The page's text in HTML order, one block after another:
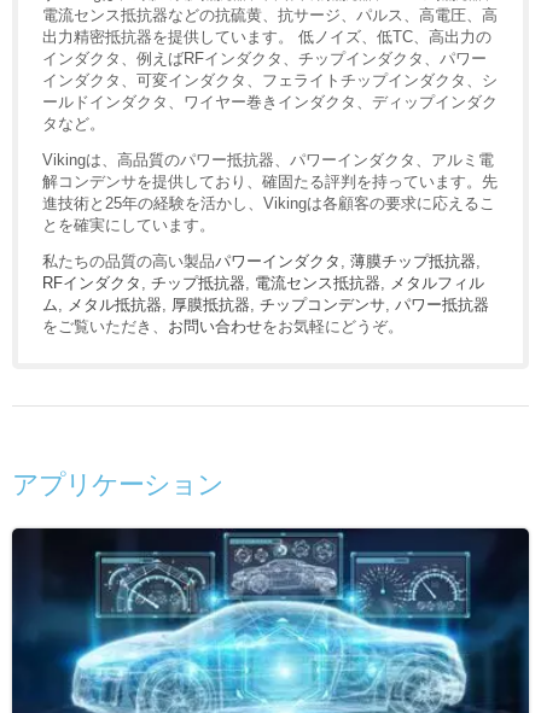
電流センス抵抗器などの抗硫黄、抗サージ、パルス、高電圧、高
出力精密抵抗器を提供しています。 低ノイズ、低TC、高出力の
インダクタ、例えばRFインダクタ、チップインダクタ、パワー
インダクタ、可変インダクタ、フェライトチップインダクタ、シ
ールドインダクタ、ワイヤー巻きインダクタ、ディップインダク
タなど。
Vikingは、高品質のパワー抵抗器、パワーインダクタ、アルミ電
解コンデンサを提供しており、確固たる評判を持っています。先
進技術と25年の経験を活かし、Vikingは各顧客の要求に応えるこ
とを確実にしています。
私たちの品質の高い製品パワーインダクタ 薄膜チップ抵抗器
RFインダクタ
チップ抵抗器 電流センス抵抗器
メタルフィル
ム
メタル抵抗器 厚膜抵抗器 チップコンデンサ パワー抵抗器
をご覧いただき、 お問い合わせをお気軽にどうぞ。
アプリケーション